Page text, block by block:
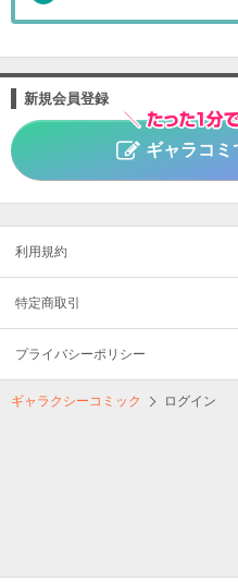
新規会員登録
ギャラコミ
利用規約
特定商取引
プライバシーポリシー
ギャラクシーコミック ログイン